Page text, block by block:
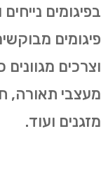
בפיגומים
פיגומים
וצרכים מגוונים
מעצבי תאורה,
מזגנים ועוד.